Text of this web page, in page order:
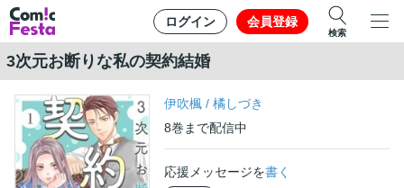
ログイン 会員登録
検索
3次元お断りな私の契約結婚
伊吹楓 /橘しづき
8巻 まで配信中
応援メッセージを書く